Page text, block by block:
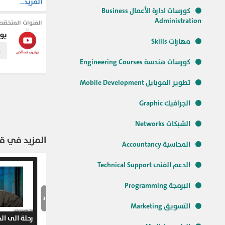
كورسات ادارة الأعمال Business
Administration
مهارات Skills
كورسات هندسة Engineering Courses
تطوير الموبايل Mobile Development
الجرافيك Graphic
الشبكات Networks
المحاسبة Accountancy
الدعم الفنى Technical Support
البرمجة Programming
التسويق Marketing
التزكية
الله عليه وسلم
القنوات
المزيد في
رحلة الى
‹